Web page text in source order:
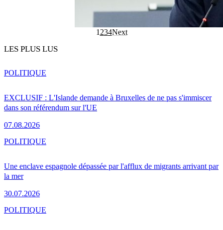
1 234Next
LES PLUS LUS
EXCLUSIF : L'Islande demande à Bruxelles de ne pas s'immiscer
dans son référendum sur l'UE
07.08.2026
POLITIQUE
Une enclave espagnole dépassée par l'afflux de migrants arrivant par
la mer
30.07.2026
POLITIQUE
POLITIQUE